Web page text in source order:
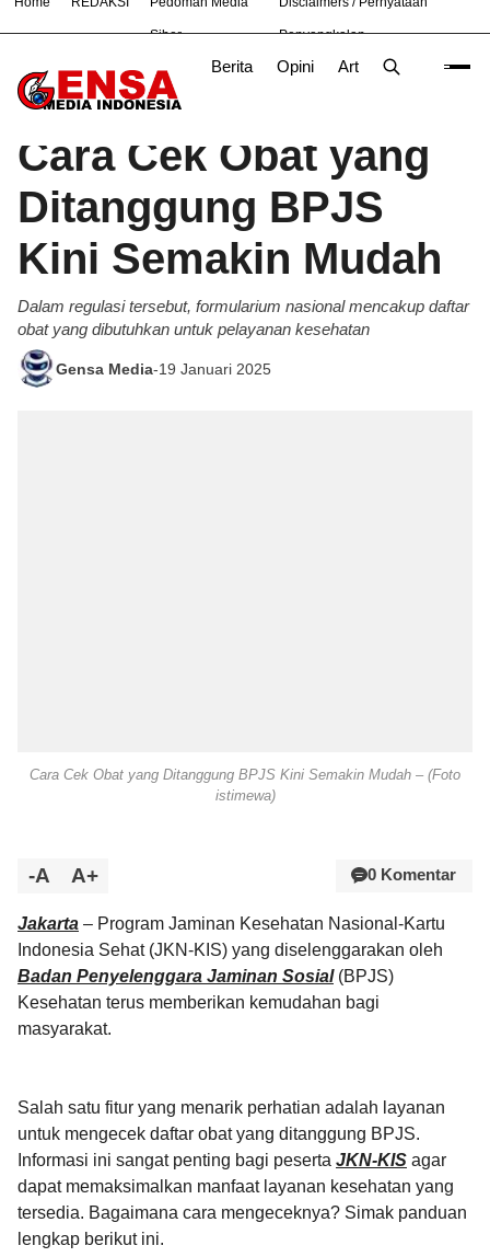
Siber Penyangkalan
Berita Opini Artikel
# Bekasi Nasional News Purwakarta TNI
Beranda/Produk
Cara Cek Obat yang
Ditanggung BPJS
Kini Semakin Mudah
Dalam regulasi tersebut, formularium nasional mencakup daftar
obat yang dibutuhkan untuk pelayanan kesehatan
Gensa Media-19 Januari 2025
Cara Cek Obat yang Ditanggung BPJS Kini Semakin Mudah – (Foto
istimewa)
-A A+ 0 Komentar
Jakarta – Program Jaminan Kesehatan Nasional-Kartu
Indonesia Sehat (JKN-KIS) yang diselenggarakan oleh
Badan Penyelenggara Jaminan Sosial(BPJS)
Kesehatan terus memberikan kemudahan bagi
masyarakat.
Salah satu fitur yang menarik perhatian adalah layanan
untuk mengecek daftar obat yang ditanggung BPJS.
Informasi ini sangat penting bagi peserta JKN-KIS agar
dapat memaksimalkan manfaat layanan kesehatan yang
tersedia. Bagaimana cara mengeceknya? Simak panduan
lengkap berikut ini.